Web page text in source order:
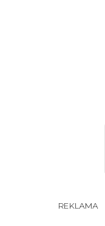
REKLAMA